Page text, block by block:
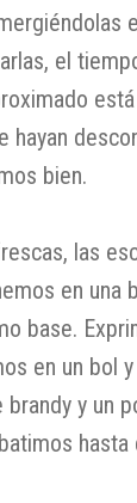
el
hayan
bien.
las
en una
base.
en un bol
brandy y un
hasta